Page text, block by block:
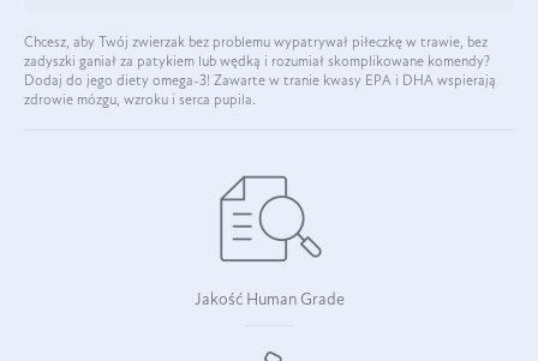
Chcesz, aby Twój zwierzak bez problemu wypatrywał piłeczkę w trawie, bez
zadyszki ganiał za patykiem lub wędką i rozumiał skomplikowane komendy?
Dodaj do jego diety omega-3! Zawarte w tranie kwasy EPA i DHA wspierają
zdrowie mózgu, wzroku i serca pupila.
Jakość Human Grade